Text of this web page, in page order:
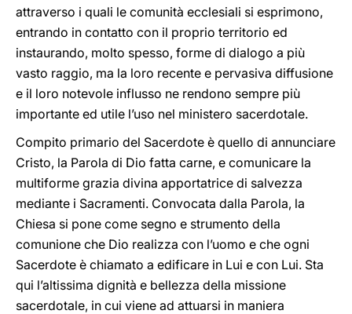
attraverso i quali le comunità ecclesiali si esprimono,
entrando in contatto con il proprio territorio ed
instaurando, molto spesso, forme di dialogo a più
vasto raggio, ma la loro recente e pervasiva diffusione
e il loro notevole influsso ne rendono sempre più
importante ed utile l’uso nel ministero sacerdotale.
Compito primario del Sacerdote è quello di annunciare
Cristo, la Parola di Dio fatta carne, e comunicare la
multiforme grazia divina apportatrice di salvezza
mediante i Sacramenti. Convocata dalla Parola, la
Chiesa si pone come segno e strumento della
comunione che Dio realizza con l’uomo e che ogni
Sacerdote è chiamato a edificare in Lui e con Lui. Sta
qui l’altissima dignità e bellezza della missione
sacerdotale, in cui viene ad attuarsi in maniera